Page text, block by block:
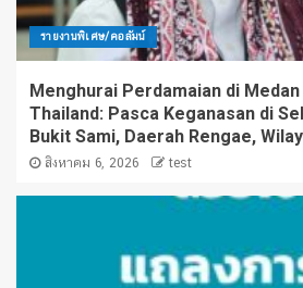
รายงานพิเศษ/คอลัมน์
Menghurai Perdamaian di
Thailand: Pasca Keganasan di
Bukit Sami, Daerah Rengae,
สิงหาคม 6, 2026 test